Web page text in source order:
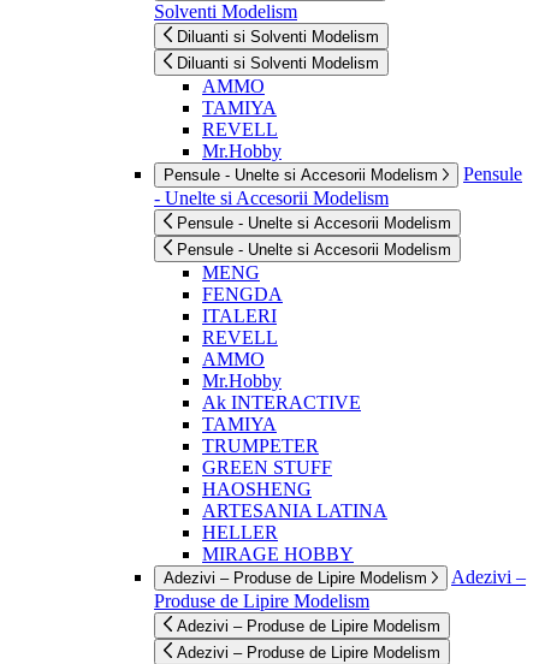
Solventi Modelism
Diluanti si Solventi Modelism
Diluanti si Solventi Modelism
AMMO
TAMIYA
REVELL
Mr.Hobby
Pensule - Unelte si Accesorii Modelism
Pensule
- Unelte si Accesorii Modelism
Pensule - Unelte si Accesorii Modelism
Pensule - Unelte si Accesorii Modelism
MENG
FENGDA
ITALERI
REVELL
AMMO
Mr.Hobby
Ak INTERACTIVE
TAMIYA
TRUMPETER
GREEN STUFF
HAOSHENG
ARTESANIA LATINA
HELLER
MIRAGE HOBBY
Adezivi – Produse de Lipire Modelism
Adezivi –
Produse de Lipire Modelism
Adezivi – Produse de Lipire Modelism
Adezivi – Produse de Lipire Modelism